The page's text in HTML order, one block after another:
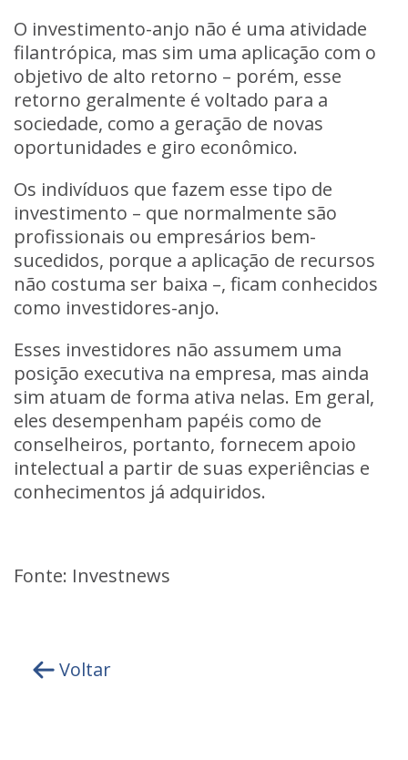
O investimento-anjo não é uma atividade
filantrópica, mas sim uma aplicação com o
objetivo de alto retorno – porém, esse
retorno geralmente é voltado para a
sociedade, como a geração de novas
oportunidades e giro econômico.
Os indivíduos que fazem esse tipo de
investimento – que normalmente são
profissionais ou empresários bem-
sucedidos, porque a aplicação de recursos
não costuma ser baixa –, ficam conhecidos
como investidores-anjo.
Esses investidores não assumem uma
posição executiva na empresa, mas ainda
sim atuam de forma ativa nelas. Em geral,
eles desempenham papéis como de
conselheiros, portanto, fornecem apoio
intelectual a partir de suas experiências e
conhecimentos já adquiridos.
Fonte: Investnews
Voltar